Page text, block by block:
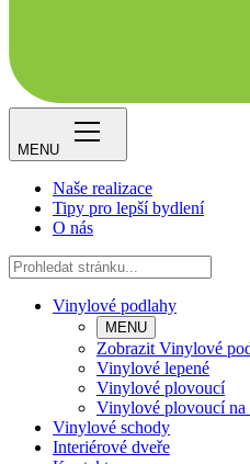
MENU
Naše realizace
Tipy pro lepší bydlení
O nás
Vinylové podlahy
MENU
Zobrazit Vinylové
Vinylové lepené
Vinylové plovoucí
Vinylové plovoucí na
Vinylové schody
Interiérové dveře